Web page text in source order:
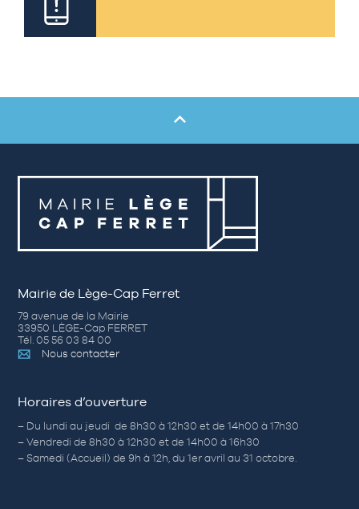
Mairie de Lège-Cap Ferret
79 avenue de la Mairie
33950 LÈGE-Cap FERRET
Tél. 05 56 03 84 00
Nous contacter
Horaires d’ouverture
– Du lundi au jeudi de 8h30 à 12h30 et de 14h00 à 17h30
– Vendredi de 8h30 à 12h30 et de 14h00 à 16h30
– Samedi (Accueil) de 9h à 12h, du 1er avril au 31 octobre.